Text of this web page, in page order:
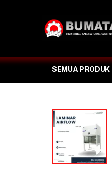
SEMUA PRODUK